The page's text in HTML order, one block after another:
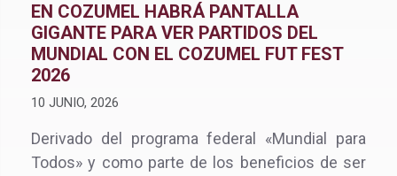
EN COZUMEL HABRÁ PANTALLA
GIGANTE PARA VER PARTIDOS DEL
MUNDIAL CON EL COZUMEL FUT FEST
2026
10 JUNIO, 2026
Derivado del programa federal «Mundial para
Todos» y como parte de los beneficios de ser